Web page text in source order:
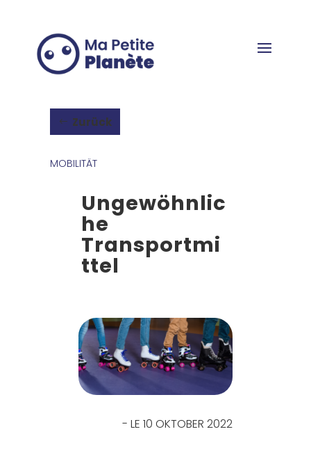
Zurück
MOBILITÄT
Ungewöhnlic
he
Transportmi
ttel
- LE 10 OKTOBER 2022